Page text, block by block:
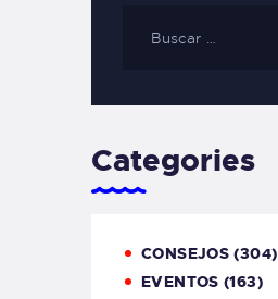
Categories
CONSEJOS (304)
EVENTOS (163)